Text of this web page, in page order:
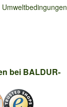
bei BALDUR-